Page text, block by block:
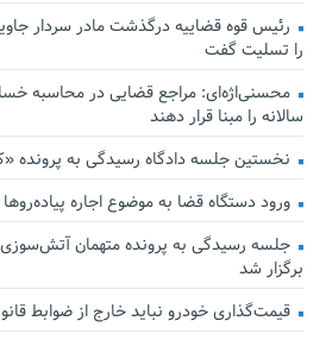
رئیس قوه قضاییه درگذشت مادر سردار
را تسلیت گفت
محسنی‌اژه‌ای: مراجع قضایی در محاسبه
سالانه را مبنا قرار دهند
نخستین جلسه دادگاه رسیدگی به پرونده
ورود دستگاه قضا به موضوع اجاره
جلسه رسیدگی به پرونده متهمان
برگزار شد
قیمت‌گذاری خودرو نباید خارج از ضوابط